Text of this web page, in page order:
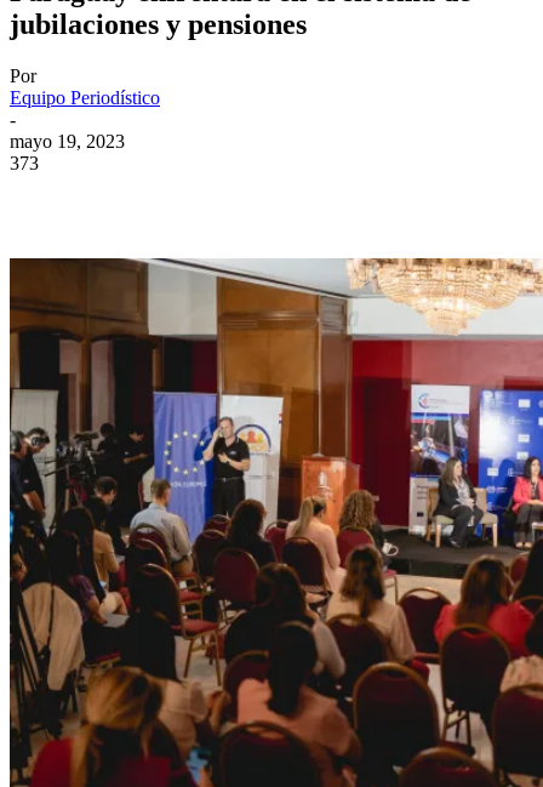
jubilaciones y pensiones
Por
Equipo Periodístico
-
mayo 19, 2023
373